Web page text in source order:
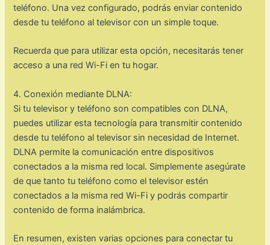
teléfono. Una vez configurado, podrás enviar contenido
desde tu teléfono al televisor con un simple toque.
Recuerda que para utilizar esta opción, necesitarás tener
acceso a una red Wi-Fi en tu hogar.
4. Conexión mediante DLNA:
Si tu televisor y teléfono son compatibles con DLNA,
puedes utilizar esta tecnología para transmitir contenido
desde tu teléfono al televisor sin necesidad de Internet.
DLNA permite la comunicación entre dispositivos
conectados a la misma red local. Simplemente asegúrate
de que tanto tu teléfono como el televisor estén
conectados a la misma red Wi-Fi y podrás compartir
contenido de forma inalámbrica.
En resumen, existen varias opciones para conectar tu